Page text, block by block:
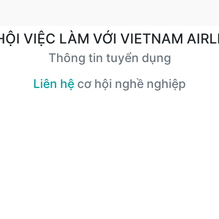
VIỆC LÀM VỚI VIETNAM
Thông tin tuyển dụng
Liên hệ cơ hội nghề nghiệp